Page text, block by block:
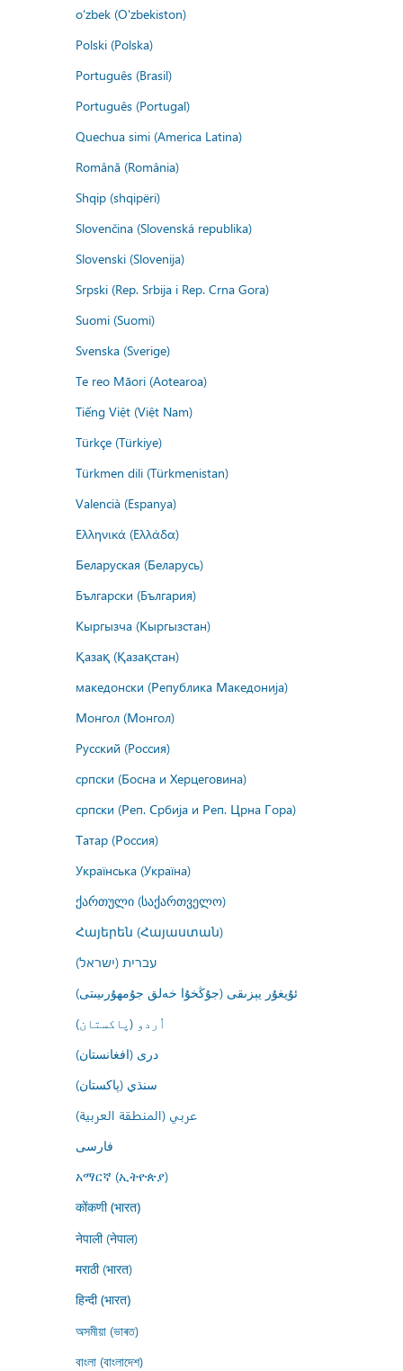
o'zbek (O'zbekiston)
Polski (Polska)
Português (Brasil)
Português (Portugal)
Quechua simi (America Latina)
Română (România)
Shqip (shqipëri)
Slovenčina (Slovenská republika)
Slovenski (Slovenija)
Srpski (Rep. Srbija i Rep. Crna Gora)
Suomi (Suomi)
Svenska (Sverige)
Te reo Māori (Aotearoa)
Tiếng Việt (Việt Nam)
Türkçe (Türkiye)
Türkmen dili (Türkmenistan)
Valencià (Espanya)
Ελληνικά (Ελλάδα)
Беларуская (Беларусь)
Български (България)
Кыргызча (Кыргызстан)
Қазақ (Қазақстан)
македонски (Република Македонија)
Монгол (Монгол)
Русский (Россия)
српски (Босна и Херцеговина)
српски (Реп. Србија и Реп. Црна Гора)
Татар (Россия)
Українська (Україна)
ქართული (საქართველო)
Հայերեն (Հայաստան)
עברית (ישראל)
ئۇيغۇر يېزىقى (جۇڭخۇا خەلق جۇمھۇرىيىتى)
اُردو (پاکستان)
درى (افغانستان)
سنڌي (پاکستان)
عربي (المنطقة العربية)
فارسى
አማርኛ (ኢትዮጵያ)
कोंकणी (भारत)
नेपाली (नेपाल)
मराठी (भारत)
हिन्दी (भारत)
অসমীয়া (ভাৰত)
বাংলা (বাংলাদেশ)